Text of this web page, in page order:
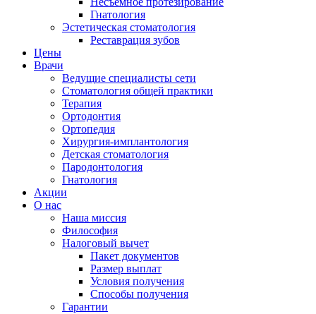
Гнатология
Эстетическая стоматология
Реставрация зубов
Цены
Врачи
Ведущие специалисты сети
Стоматология общей практики
Терапия
Ортодонтия
Ортопедия
Хирургия-имплантология
Детская стоматология
Пародонтология
Гнатология
Акции
О нас
Наша миссия
Философия
Налоговый вычет
Пакет документов
Размер выплат
Условия получения
Способы получения
Гарантии